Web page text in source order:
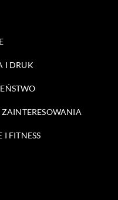
I DRUK
I FITNESS